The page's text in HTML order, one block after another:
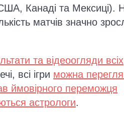
Канаді та Мексиці).
матчів значно
та відеоогляди всіх
всі ігри можна
ймовірного переможця
астрологи.